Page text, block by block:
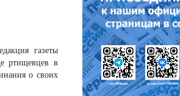
газеты
ртищевцев в
о своих